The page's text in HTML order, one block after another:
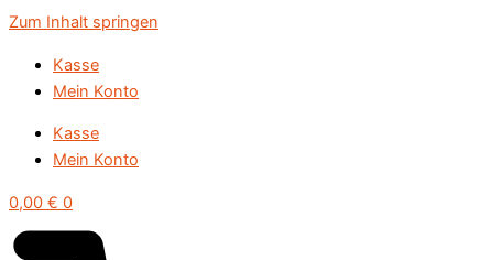
Zum Inhalt springen
Kasse
Mein Konto
Kasse
Mein Konto
0,00 € 0